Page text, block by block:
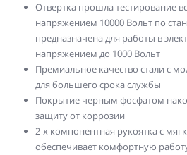
Отвертка прошла тестирование
напряжением 10000 Вольт по
предназначена для работы в
напряжением до 1000 Вольт
Премиальное качество стали с
для большего срока службы
Покрытие черным фосфатом
защиту от коррозии
2-х компонентная рукоятка с
обеспечивает комфортную